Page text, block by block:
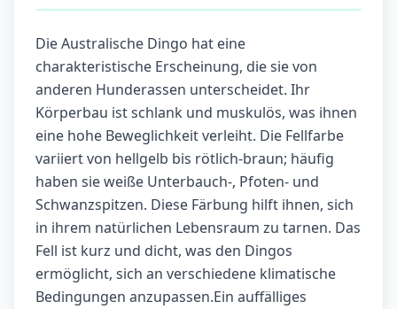
Die Australische Dingo hat eine
charakteristische Erscheinung, die sie von
anderen Hunderassen unterscheidet. Ihr
Körperbau ist schlank und muskulös, was ihnen
eine hohe Beweglichkeit verleiht. Die Fellfarbe
variiert von hellgelb bis rötlich-braun; häufig
haben sie weiße Unterbauch-, Pfoten- und
Schwanzspitzen. Diese Färbung hilft ihnen, sich
in ihrem natürlichen Lebensraum zu tarnen. Das
Fell ist kurz und dicht, was den Dingos
ermöglicht, sich an verschiedene klimatische
Bedingungen anzupassen.Ein auffälliges